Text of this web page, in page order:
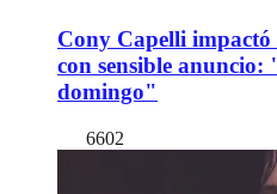
Cony Capelli impactó
con sensible anuncio:
domingo"
6602